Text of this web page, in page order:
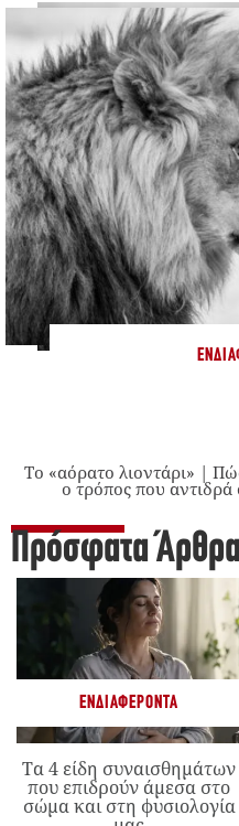
Το «αόρατο λιοντάρι» |
ο τρόπος που αντιδρά
Πρόσφατα
ΕΝΔΙΑΦΈΡΟΝΤΑ
Τα 4 είδη συναισθημάτων
που επιδρούν άμεσα στο
σώμα και στη φυσιολογία